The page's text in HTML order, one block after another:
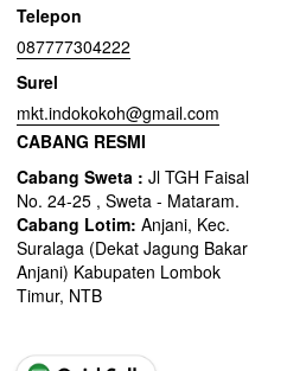
Telepon
087777304222
Surel
mkt.indokokoh@gmail.com
CABANG RESMI